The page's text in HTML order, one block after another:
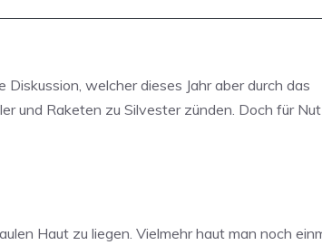
welcher dieses Jahr aber durch das
und Raketen zu Silvester zünden. Doch für
Haut zu liegen. Vielmehr haut man noch